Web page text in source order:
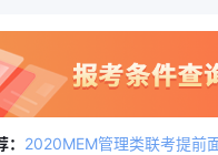
2020MEM管理类联考提前